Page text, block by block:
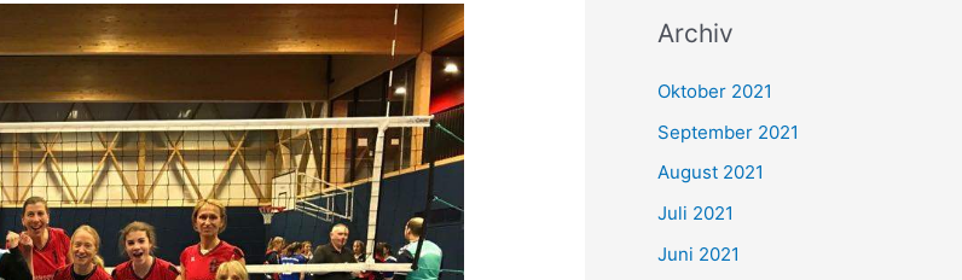
h
e
n
h
Archiv
Oktober 2021
September 2021
August 2021
Juli 2021
Juni 2021